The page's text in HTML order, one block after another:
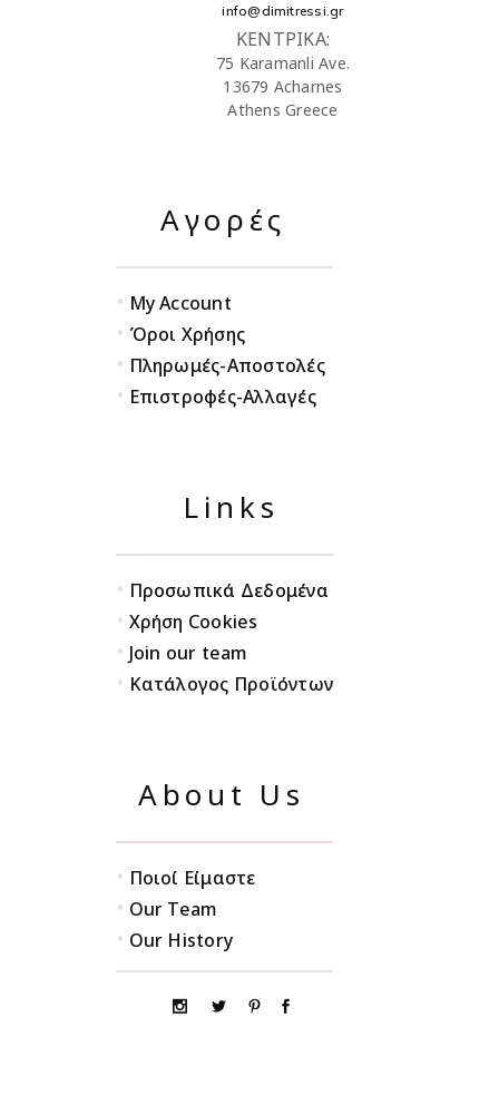
info@dimitressi.gr
ΚΕΝΤΡΙΚΑ:
75 Karamanli Ave.
13679 Acharnes
Athens Greece
Αγορές
• My Account
• Όροι Χρήσης
• Πληρωμές-Αποστολές
• Επιστροφές-Αλλαγές
Links
• Προσωπικά Δεδομένα
• Χρήση Cookies
• Join our team
• Κατάλογος Προϊόντων
About Us
• Ποιοί Είμαστε
• Our Team
• Our History